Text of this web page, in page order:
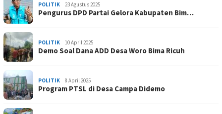
POLITIK 23 Agustus 2025
Pengurus DPD Partai Gelora Kabupaten Bim…
POLITIK 10 April 2025
Demo Soal Dana ADD Desa Woro Bima Ricuh
POLITIK 8 April 2025
Program PTSL di Desa Campa Didemo